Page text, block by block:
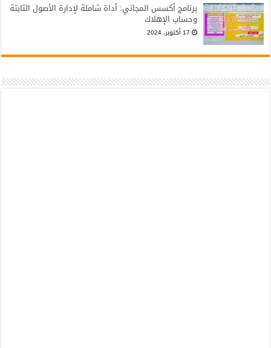
برنامج أكسس المجاني: أداة شاملة لإدارة الأصول الثابتة
وحساب الإهلاك
17 أكتوبر، 2024